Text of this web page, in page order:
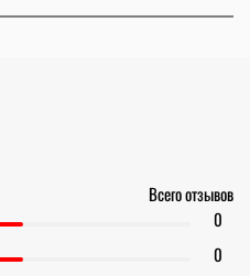
Всего отзывов
0
0